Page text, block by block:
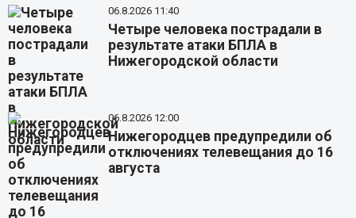
06.8.2026 11:40
Четыре человека пострадали в
результате атаки БПЛА в
Нижегородской области
06.8.2026 12:00
Нижегородцев предупредили об
отключениях телевещания до 16
августа